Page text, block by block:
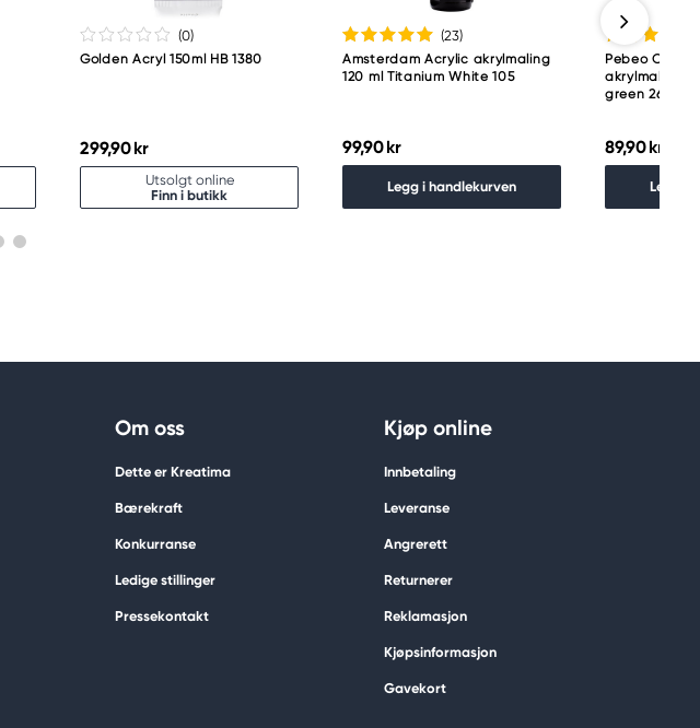
(0)
Golden Acryl 150ml HB 1380
299,90 kr
Utsolgt online
Finn i butikk
(23)
Amsterdam Acrylic akrylmaling
120 ml Titanium White 105
99,90 kr
Legg i handlekurven
Pebeo Origin
akrylmaling
green 26
89,90 kr
Legg i
Om oss
Dette er Kreatima
Bærekraft
Konkurranse
Ledige stillinger
Pressekontakt
Kjøp online
Innbetaling
Leveranse
Angrerett
Returnerer
Reklamasjon
Kjøpsinformasjon
Gavekort